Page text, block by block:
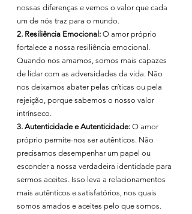
nossas diferenças e vemos o valor que cada
um de nós traz para o mundo.
2. Resiliência Emocional: O amor próprio
fortalece a nossa resiliência emocional.
Quando nos amamos, somos mais capazes
de lidar com as adversidades da vida. Não
nos deixamos abater pelas críticas ou pela
rejeição, porque sabemos o nosso valor
intrínseco.
3. Autenticidade e Autenticidade: O amor
próprio permite-nos ser autênticos. Não
precisamos desempenhar um papel ou
esconder a nossa verdadeira identidade para
sermos aceites. Isso leva a relacionamentos
mais autênticos e satisfatórios, nos quais
somos amados e aceites pelo que somos.